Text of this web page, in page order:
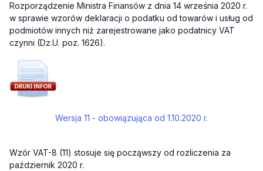
Rozporządzenie Ministra Finansów z dnia 14 września 2020 r.
w sprawie wzorów deklaracji o podatku od towarów i usług od
podmiotów innych niż zarejestrowane jako podatnicy VAT
czynni (Dz.U. poz. 1626).
Wersja 11 - obowiązująca od 1.10.2020 r.
Wzór VAT-8 (11) stosuje się począwszy od rozliczenia za
październik 2020 r.